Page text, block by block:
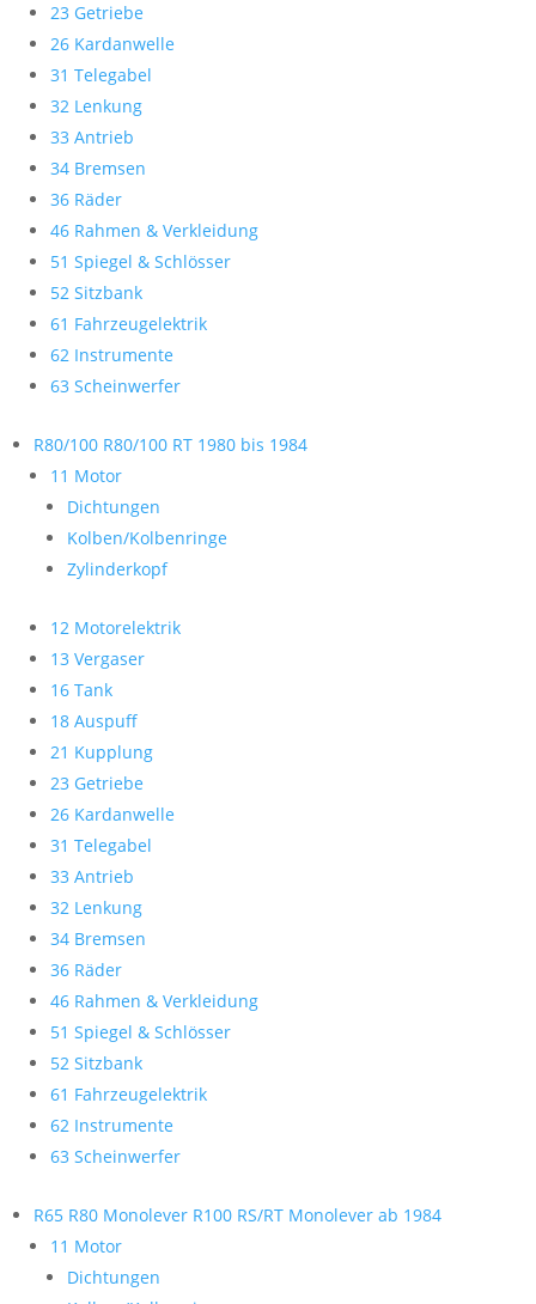
23 Getriebe
26 Kardanwelle
31 Telegabel
32 Lenkung
33 Antrieb
34 Bremsen
36 Räder
46 Rahmen & Verkleidung
51 Spiegel & Schlösser
52 Sitzbank
61 Fahrzeugelektrik
62 Instrumente
63 Scheinwerfer
R80/100 R80/100 RT 1980 bis 1984
11 Motor
Dichtungen
Kolben/Kolbenringe
Zylinderkopf
12 Motorelektrik
13 Vergaser
16 Tank
18 Auspuff
21 Kupplung
23 Getriebe
26 Kardanwelle
31 Telegabel
33 Antrieb
32 Lenkung
34 Bremsen
36 Räder
46 Rahmen & Verkleidung
51 Spiegel & Schlösser
52 Sitzbank
61 Fahrzeugelektrik
62 Instrumente
63 Scheinwerfer
R65 R80 Monolever R100 RS/RT Monolever ab 1984
11 Motor
Dichtungen